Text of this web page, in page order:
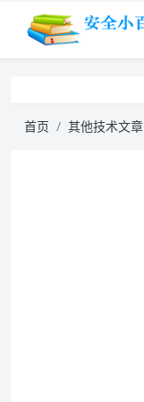
首页 其他技术文章